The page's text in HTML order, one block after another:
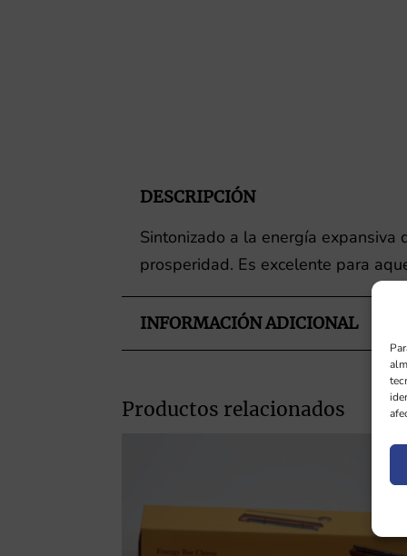
DESCRIPCIÓN
Sintonizado a la energía expansiva
prosperidad. Es excelente para
INFORMACIÓN ADICIONAL
Productos relacionados